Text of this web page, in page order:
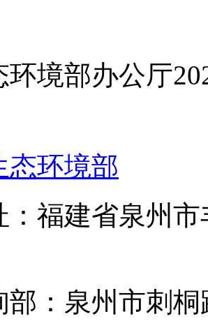
部办公厅
态环境部
：福建省泉州
部：泉州市刺